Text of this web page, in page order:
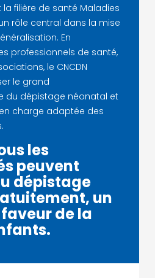
la filière de santé Maladies
rôle central dans la mise
En
professionnels de santé,
le CNCDN
le grand
du dépistage néonatal et
charge adaptée des
les
peuvent
dépistage
un
de la